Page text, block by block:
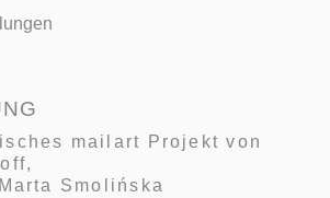
mailart Projekt von
Smolińska